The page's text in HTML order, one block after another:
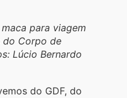
para viagem
do Corpo de
Lúcio Bernardo
do GDF, do